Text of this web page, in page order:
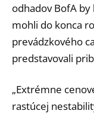
odhadov BofA
mohli do konca
prevádzkového
predstavovali
„Extrémne
rastúcej